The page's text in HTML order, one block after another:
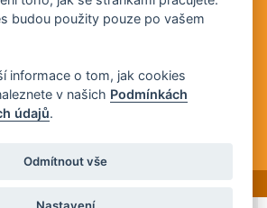
budou použity pouze po vašem
informace o tom, jak cookies
v našich Podmínkách
údajů.
Odmítnout vše